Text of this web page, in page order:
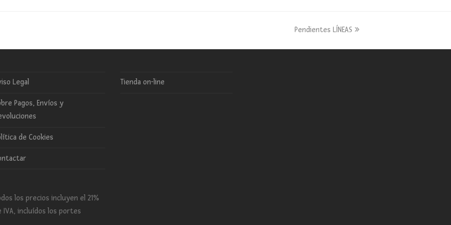
next
Pendientes LÍNEAS
Legal
Pagos, Envíos y
de Cookies
los precios incluyen el 21%
IVA, incluídos los portes
Tienda on-line